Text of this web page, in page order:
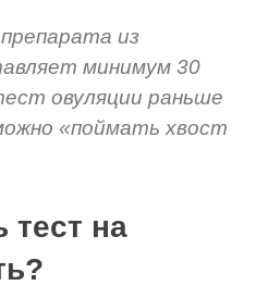
из
минимум 30
овуляции раньше
«поймать хвост
тест на